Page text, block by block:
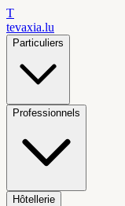
T
tevaxia.lu
Particuliers
Professionnels
Hôtellerie